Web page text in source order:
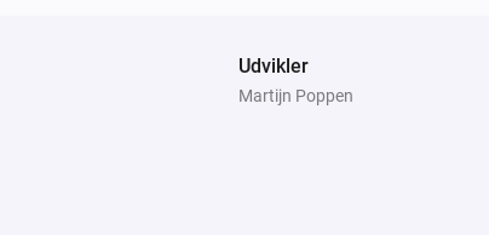
Udvikler
Martijn Poppen